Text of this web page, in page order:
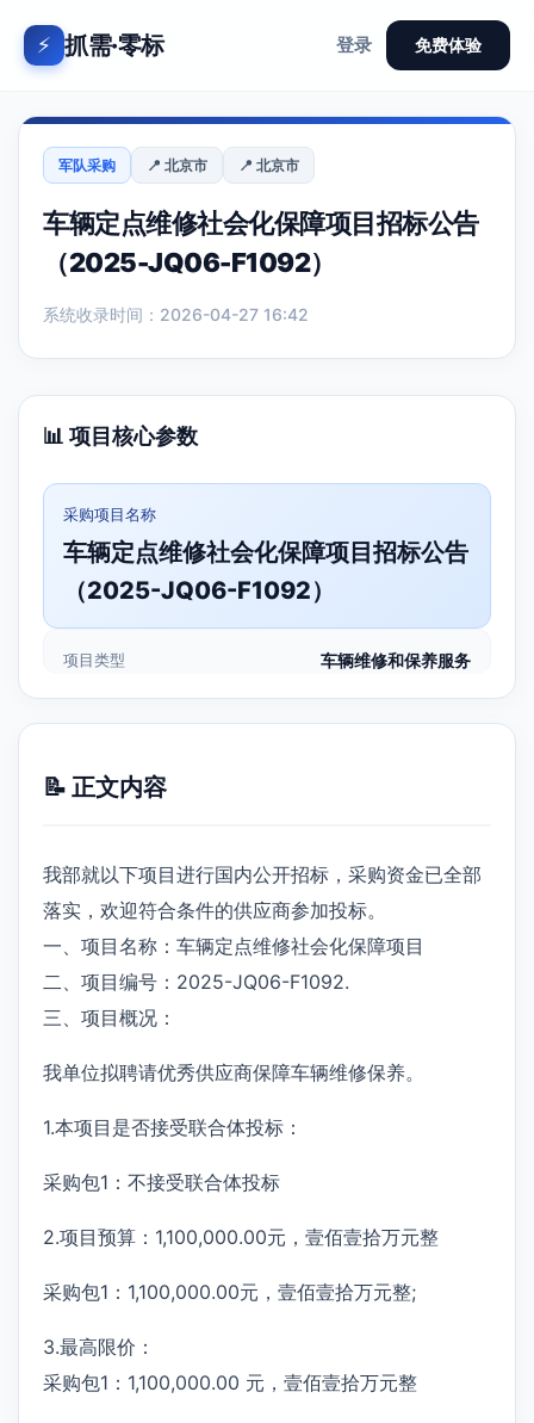
⚡ 抓需·零标 登录 免费体验
军队采购 📍 北京市 📍 北京市
车辆定点维修社会化保障项目招标公告
（2025-JQ06-F1092）
系统收录时间：2026-04-27 16:42
📊 项目核心参数
采购项目名称
车辆定点维修社会化保障项目招标公告
（2025-JQ06-F1092）
项目类型 车辆维修和保养服务
📝 正文内容
我部就以下项目进行国内公开招标，采购资金已全部
落实，欢迎符合条件的供应商参加投标。
一、项目名称：车辆定点维修社会化保障项目
二、项目编号：2025-JQ06-F1092.
三、项目概况：
我单位拟聘请优秀供应商保障车辆维修保养。
1.本项目是否接受联合体投标：
采购包1：不接受联合体投标
2.项目预算：1,100,000.00元，壹佰壹拾万元整
采购包1：1,100,000.00元，壹佰壹拾万元整;
3.最高限价：
采购包1：1,100,000.00 元，壹佰壹拾万元整